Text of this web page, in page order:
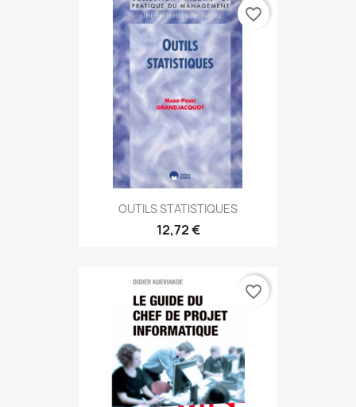
OUTILS STATISTIQUES
12,72 €
favorite_border
favorite_border